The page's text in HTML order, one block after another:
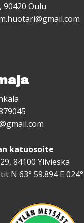
90420 Oulu
katuosoite
84100 Ylivieska
N 63° 59.894 E